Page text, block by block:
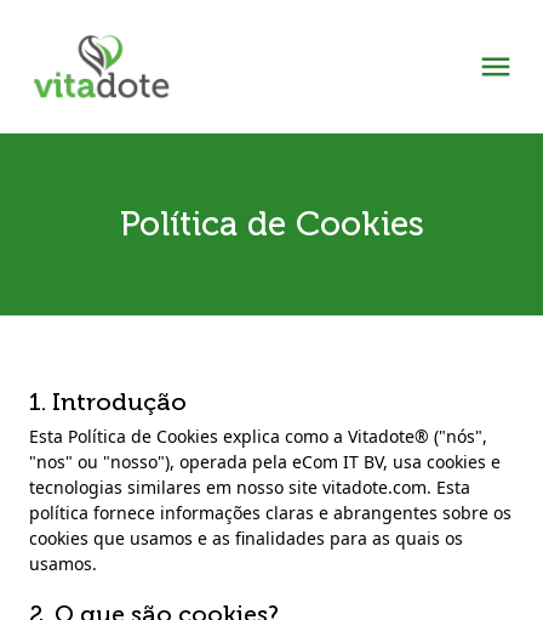
Política de Cookies
1. Introdução
Esta Política de Cookies explica como a Vitadote® ("nós",
"nos" ou "nosso"), operada pela eCom IT BV, usa cookies e
tecnologias similares em nosso site vitadote.com. Esta
política fornece informações claras e abrangentes sobre os
cookies que usamos e as finalidades para as quais os
usamos.
2. O que são cookies?